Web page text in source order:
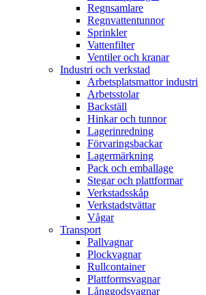
Regnsamlare
Regnvattentunnor
Sprinkler
Vattenfilter
Ventiler och kranar
Industri och verkstad
Arbetsplatsmattor industri
Arbetsstolar
Backställ
Hinkar och tunnor
Lagerinredning
Förvaringsbackar
Lagermärkning
Pack och emballage
Stegar och plattformar
Verkstadsskåp
Verkstadstvättar
Vågar
Transport
Pallvagnar
Plockvagnar
Rullcontainer
Plattformsvagnar
Långgodsvagnar